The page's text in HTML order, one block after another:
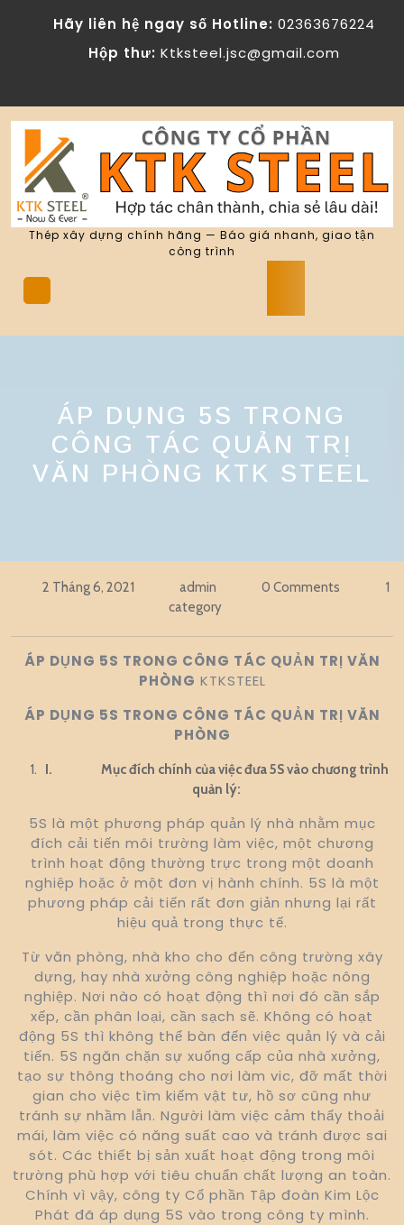
Hãy liên hệ ngay số Hotline: 02363676224
Hộp thư: Ktksteel.jsc@gmail.com
Thép xây dựng chính hãng — Báo giá nhanh, giao tận
công trình
ÁP DỤNG 5S TRONG
CÔNG TÁC QUẢN TRỊ
VĂN PHÒNG KTK STEEL
2 Tháng 6, 2021 admin 0 Comments
1
category
ÁP DỤNG 5S TRONG CÔNG TÁC QUẢN TRỊ VĂN
PHÒNG KTKSTEEL
ÁP DỤNG 5S TRONG CÔNG TÁC QUẢN TRỊ VĂN
PHÒNG
I. Mục đích chính của việc đưa 5S vào chương trình
quản lý:
5S là một phương pháp quản lý nhà nhằm mục
đích cải tiến môi trường làm việc, một chương
trình hoạt động thường trực trong một doanh
nghiệp hoặc ở một đơn vị hành chính. 5S là một
phương pháp cải tiến rất đơn giản nhưng lại rất
hiệu quả trong thực tế.
Từ văn phòng, nhà kho cho đến công trường xây
dựng, hay nhà xưởng công nghiệp hoặc nông
nghiệp. Nơi nào có hoạt động thì nơi đó cần sắp
xếp, cần phân loại, cần sạch sẽ. Không có hoạt
động 5S thì không thể bàn đến việc quản lý và cải
tiến. 5S ngăn chặn sự xuống cấp của nhà xưởng,
tạo sự thông thoáng cho nơi làm vic, đỡ mất thời
gian cho việc tìm kiếm vật tư, hồ sơ cũng như
tránh sự nhầm lẫn. Người làm việc cảm thấy thoải
mái, làm việc có năng suất cao và tránh được sai
sót. Các thiết bị sản xuất hoạt động trong môi
trường phù hợp với tiêu chuẩn chất lượng an toàn.
Chính vì vậy, công ty Cổ phần Tập đoàn Kim Lộc
Phát đã áp dụng 5S vào trong công ty mình.